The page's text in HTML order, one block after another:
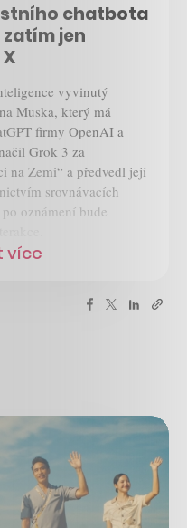
chatbota
jen
vyvinutý
Muska, který má
firmy OpenAI a
Grok 3 za
na Zemi“ a předvedl její
srovnávacích
oznámení bude
více